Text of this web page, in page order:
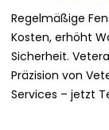
Regelmäßige
Kosten, erhöht
Sicherheit.
Präzision von
Services – jetzt